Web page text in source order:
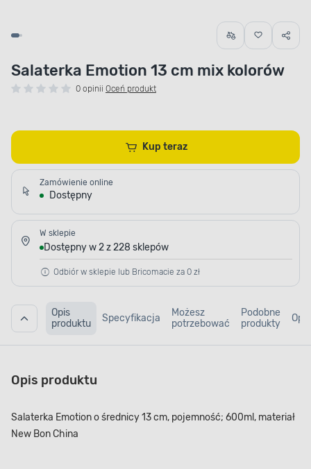
Salaterka Emotion 13 cm mix kolorów
0 opinii Oceń produkt
Kup teraz
Zamówienie online
Dostępny
W sklepie
Dostępny w 2 z 228 sklepów
Odbiór w sklepie lub Bricomacie za 0 zł
Opis
produktu
Specyfikacja
Możesz
potrzebować
Podobne
produkty
Opis produktu
Salaterka Emotion o średnicy 13 cm, pojemność; 600ml, materiał
New Bon China